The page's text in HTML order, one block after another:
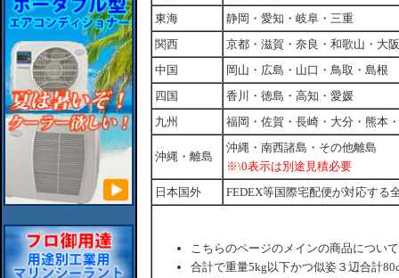
東海
静岡・愛知・岐阜・三重
関西
京都・滋賀・奈良・和歌山・大
中国
岡山・広島・山口・鳥取・島根
四国
香川・徳島・高知・愛媛
九州
福岡・佐賀・長崎・大分・熊本
沖縄・離島
沖縄・南西諸島・その他離島
※\0表示は別途見積必要
日本国外
FEDEX等国際宅配便が対応する
こちらのページのメインの商品につい
合計で重量5kg以下かつ似姿３辺合計